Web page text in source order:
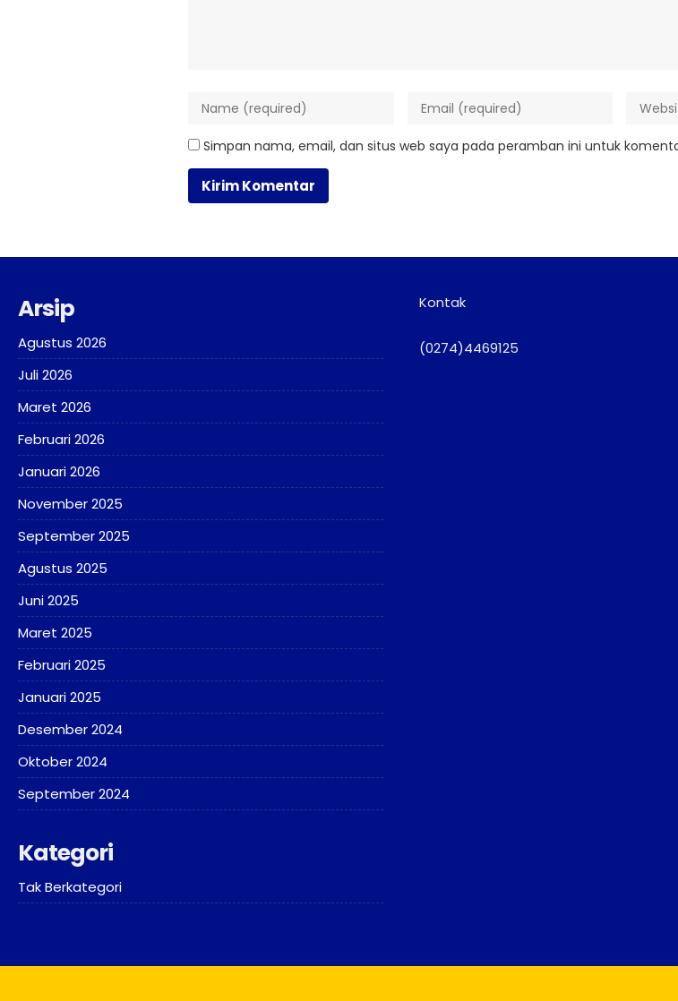
Simpan nama, email, dan situs web saya pada peramban ini untuk
Arsip
Agustus 2026
Juli 2026
Maret 2026
Februari 2026
Januari 2026
November 2025
September 2025
Agustus 2025
Juni 2025
Maret 2025
Februari 2025
Januari 2025
Desember 2024
Oktober 2024
September 2024
Kategori
Tak Berkategori
Kontak
(0274)4469125